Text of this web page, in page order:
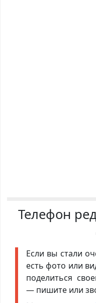
Телефон
Если вы стали
есть фото или
поделиться
— пишите или